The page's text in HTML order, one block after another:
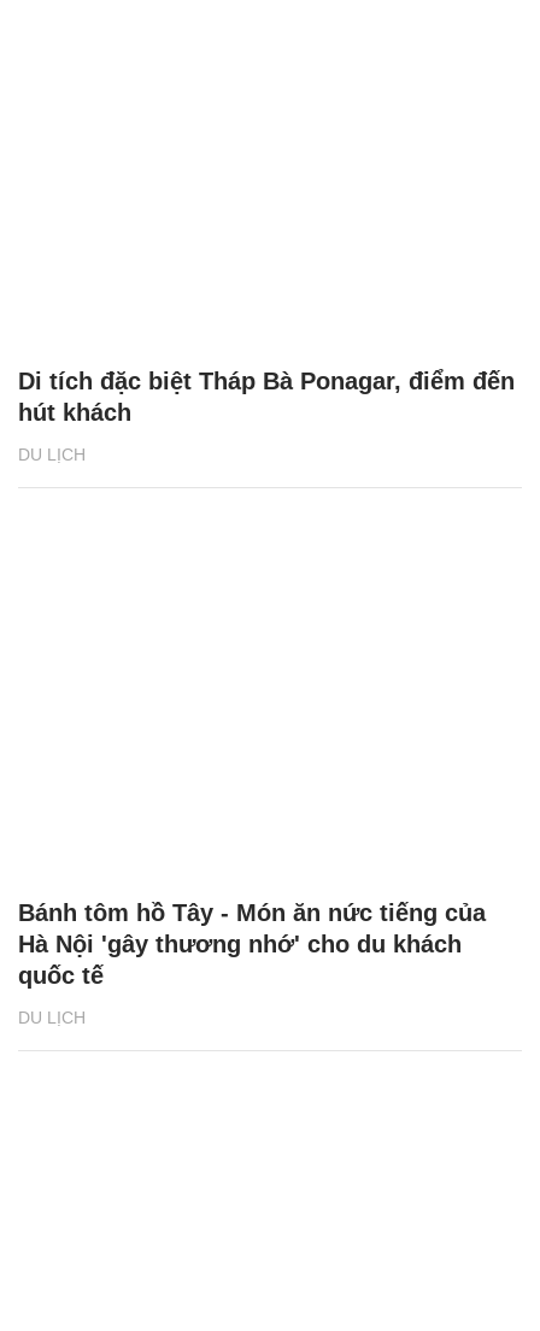
DU LỊCH
Di tích đặc biệt Tháp Bà Ponagar, điểm đến
hút khách
DU LỊCH
Bánh tôm hồ Tây - Món ăn nức tiếng của
Hà Nội 'gây thương nhớ' cho du khách
quốc tế